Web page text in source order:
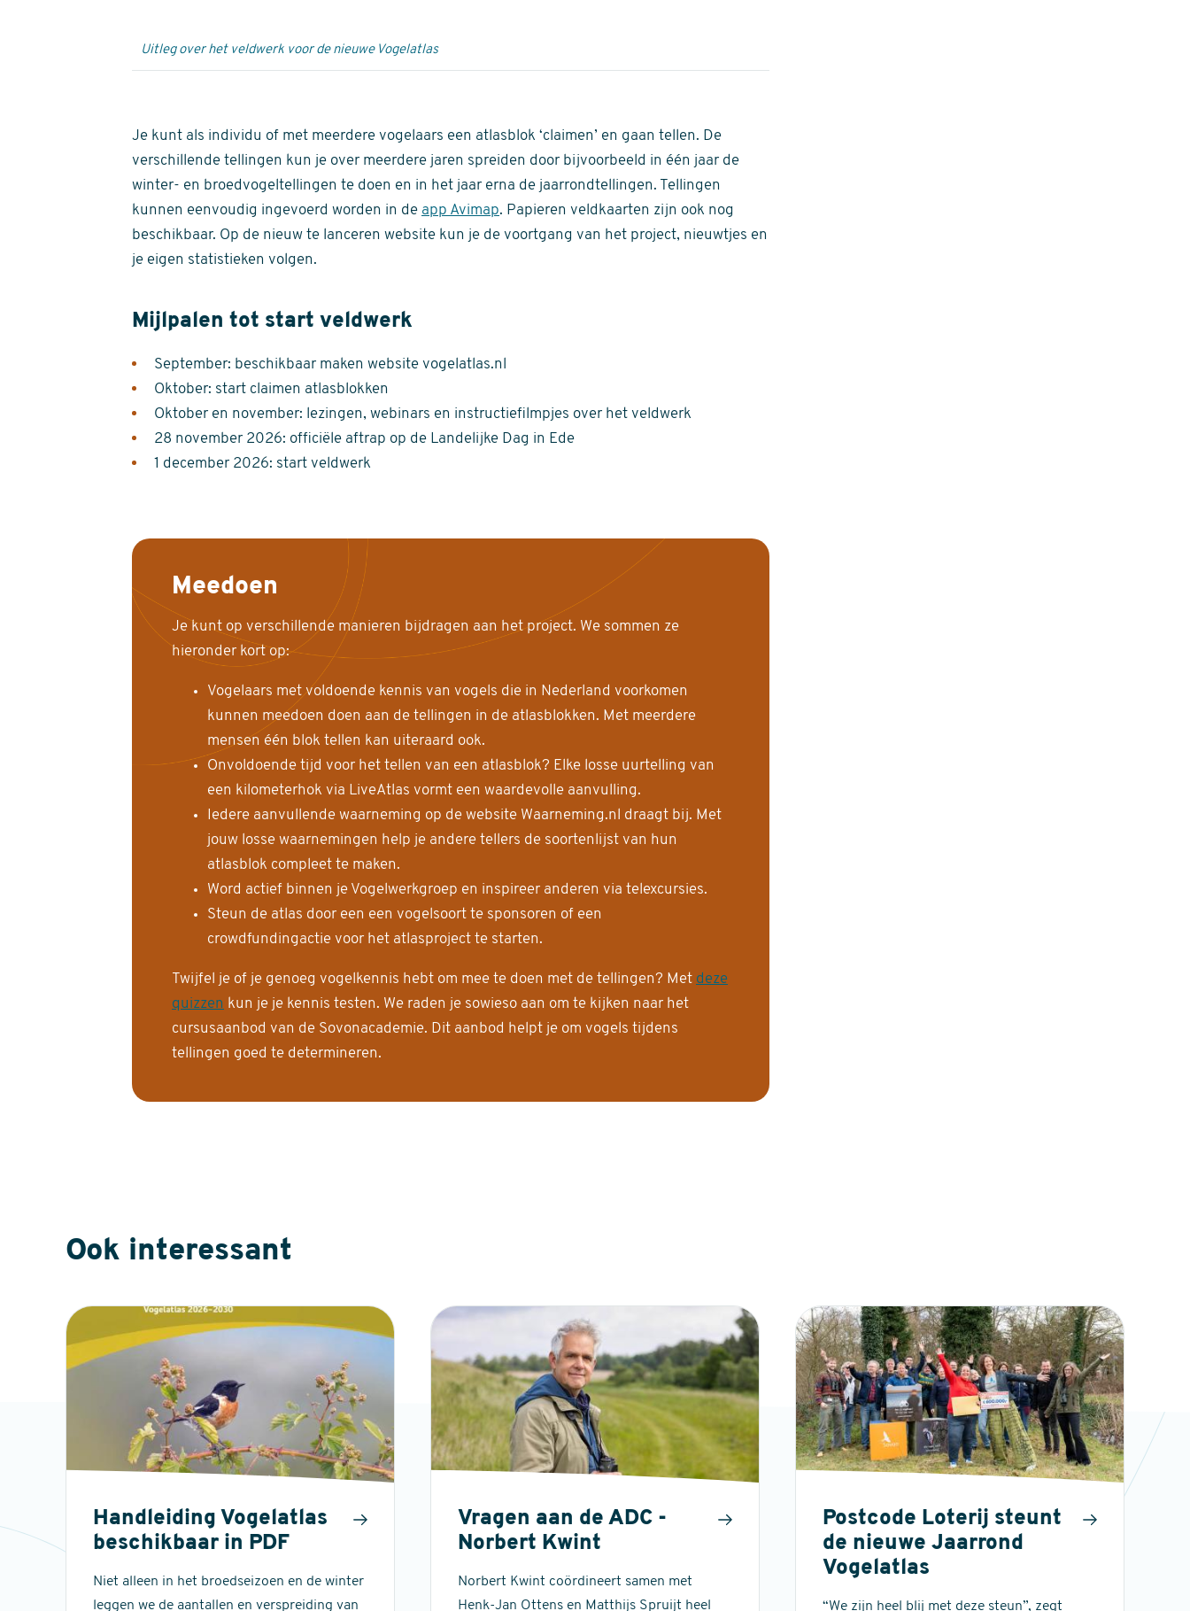
Uitleg over het veldwerk voor de nieuwe Vogelatlas
Je kunt als individu of met meerdere vogelaars een atlasblok ‘claimen’ en gaan tellen. De
verschillende tellingen kun je over meerdere jaren spreiden door bijvoorbeeld in één jaar de
winter- en broedvogeltellingen te doen en in het jaar erna de jaarrondtellingen. Tellingen
kunnen eenvoudig ingevoerd worden in de app Avimap. Papieren veldkaarten zijn ook nog
beschikbaar. Op de nieuw te lanceren website kun je de voortgang van het project, nieuwtjes en
je eigen statistieken volgen.
Mijlpalen tot start veldwerk
September: beschikbaar maken website vogelatlas.nl
Oktober: start claimen atlasblokken
Oktober en november: lezingen, webinars en instructiefilmpjes over het veldwerk
28 november 2026: officiële aftrap op de Landelijke Dag in Ede
1 december 2026: start veldwerk
Meedoen
Je kunt op verschillende manieren bijdragen aan het project. We sommen ze
hieronder kort op:
Vogelaars met voldoende kennis van vogels die in Nederland voorkomen
kunnen meedoen doen aan de tellingen in de atlasblokken. Met meerdere
mensen één blok tellen kan uiteraard ook.
Onvoldoende tijd voor het tellen van een atlasblok? Elke losse uurtelling van
een kilometerhok via LiveAtlas vormt een waardevolle aanvulling.
Iedere aanvullende waarneming op de website Waarneming.nl draagt bij. Met
jouw losse waarnemingen help je andere tellers de soortenlijst van hun
atlasblok compleet te maken.
Word actief binnen je Vogelwerkgroep en inspireer anderen via telexcursies.
Steun de atlas door een een vogelsoort te sponsoren of een
crowdfundingactie voor het atlasproject te starten.
Twijfel je of je genoeg vogelkennis hebt om mee te doen met de tellingen? Met deze
quizzen kun je je kennis testen. We raden je sowieso aan om te kijken naar het
cursusaanbod van de Sovonacademie. Dit aanbod helpt je om vogels tijdens
tellingen goed te determineren.
Ook interessant
Handleiding Vogelatlas
beschikbaar in PDF
Niet alleen in het broedseizoen en de winter
leggen we de aantallen en verspreiding van
Vragen aan de ADC -
Norbert Kwint
Norbert Kwint coördineert samen met
Henk-Jan Ottens en Matthijs Spruijt heel
Postcode Loterij steunt
de nieuwe Jaarrond
Vogelatlas
“We zijn heel blij met deze steun”, zegt